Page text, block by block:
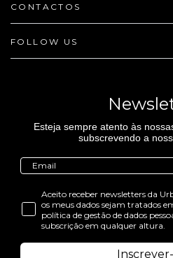
CONTACTOS
FOLLOW US
Esteja sempre atento às
subscrevendo a
Aceito receber newsletters da
os meus dados sejam tratados
política de gestão de dados
subscrição em qualquer altura.